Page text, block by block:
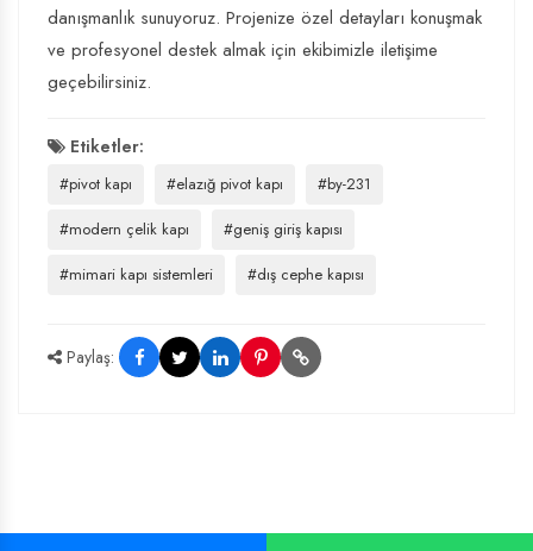
danışmanlık sunuyoruz. Projenize özel detayları konuşmak
ve profesyonel destek almak için ekibimizle iletişime
geçebilirsiniz.
Etiketler:
#pivot kapı #elazığ pivot kapı
#by-231
#modern çelik kapı
#geniş giriş kapısı
#mimari kapı sistemleri
#dış cephe kapısı
Paylaş: